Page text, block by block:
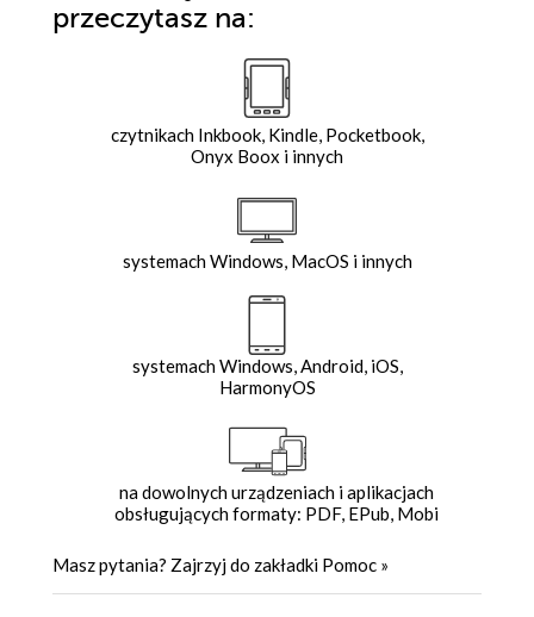
przeczytasz na:
czytnikach Inkbook, Kindle, Pocketbook,
Onyx Boox i innych
systemach Windows, MacOS i innych
systemach Windows, Android, iOS,
HarmonyOS
na dowolnych urządzeniach i aplikacjach
obsługujących formaty: PDF, EPub, Mobi
Masz pytania? Zajrzyj do zakładki Pomoc »